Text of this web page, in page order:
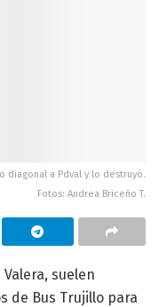
diagonal a Pdval y lo destruyó.
Fotos: Andrea Briceño T.
suelen
de Bus Trujillo para